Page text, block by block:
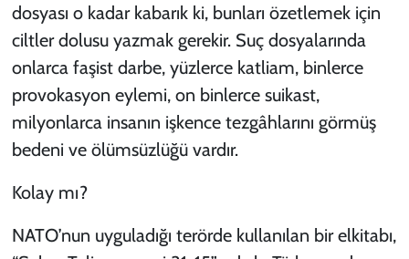
dosyası o kadar kabarık ki, bunları özetlemek için
ciltler dolusu yazmak gerekir. Suç dosyalarında
onlarca faşist darbe, yüzlerce katliam, binlerce
provokasyon eylemi, on binlerce suikast,
milyonlarca insanın işkence tezgâhlarını görmüş
bedeni ve ölümsüzlüğü vardır.
Kolay mı?
NATO’nun uyguladığı terörde kullanılan bir elkitabı,